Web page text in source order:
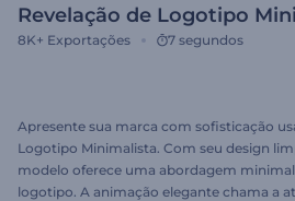
Revelação de Logotipo
8K+ Exportações 7 segundos
Apresente sua marca com sofisticação
Logotipo Minimalista. Com seu design
modelo oferece uma abordagem
logotipo. A animação elegante chama a